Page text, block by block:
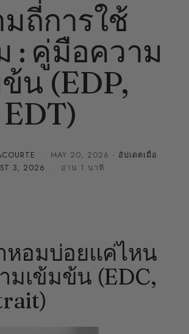
ถี่การใช้
: คู่มือความ
น (EDP,
EDT)
·MAY 20, 2026 · อัปเดตเมื่อ
3, 2026
· อ่าน 1 นาที
หอมบ่อยแค่ไหน
มเข้มข้น (EDC,